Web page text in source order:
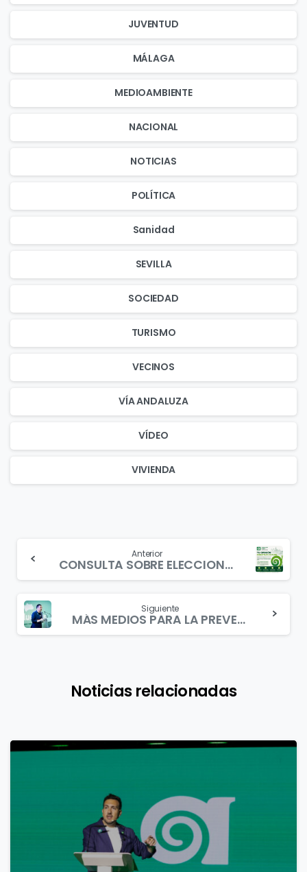
JUVENTUD
MÁLAGA
MEDIOAMBIENTE
NACIONAL
NOTICIAS
POLÍTICA
Sanidad
SEVILLA
SOCIEDAD
TURISMO
VECINOS
VÍA ANDALUZA
VÍDEO
VIVIENDA
Reading
Anterior
CONSULTA SOBRE ELECCIONES ANDALUZAS 2026
Siguiente
MÁS MEDIOS PARA LA PREVENCIÓN Y EXTINCIÓN DE INCENDIOS
Noticias relacionadas